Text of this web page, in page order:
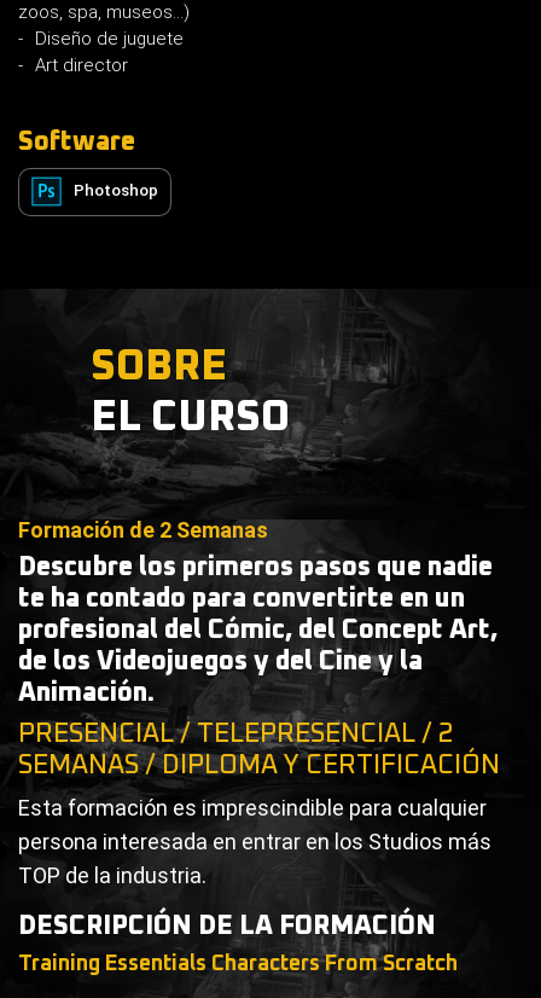
zoos, spa, museos...)
Diseño de juguete
Art director
Software
Photoshop
SOBRE
EL CURSO
Formación de 2 Semanas
Descubre los primeros pasos que nadie
te ha contado para convertirte en un
profesional del Cómic, del Concept Art,
de los Videojuegos y del Cine y la
Animación.
PRESENCIAL / TELEPRESENCIAL / 2
SEMANAS / DIPLOMA Y CERTIFICACIÓN
Esta formación es imprescindible para cualquier
persona interesada en entrar en los Studios más
TOP de la industria.
DESCRIPCIÓN DE LA FORMACIÓN
Training Essentials Characters From Scratch